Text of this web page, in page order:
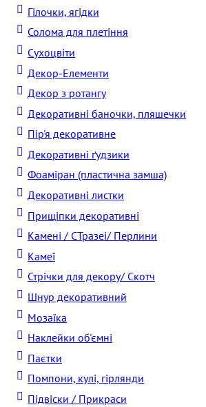
Гілочки, ягідки
Солома для плетіння
Cухоцвіти
Декор-Елементи
Декор з ротангу
Декоративні баночки, пляшечки
Пір'я декоративне
Декоративні ґудзики
Фоаміран (пластична замша)
Декоративні листки
Прищіпки декоративні
Камені / CТразеі/ Перлини
Камеї
Стрічки для декору/ Скотч
Шнур декоративний
Мозаїка
Наклейки об'ємні
Паєтки
Помпони, кулі, гірлянди
Підвіски / Прикраси